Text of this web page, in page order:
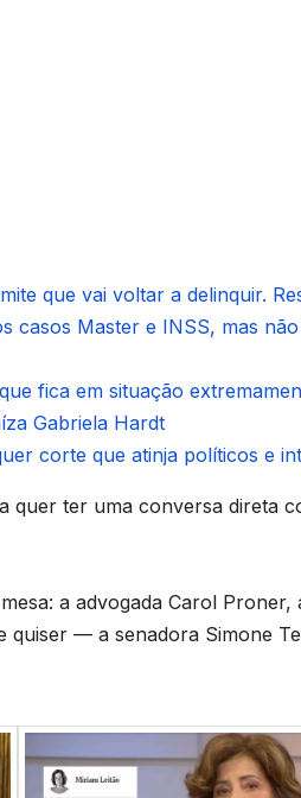
que vai voltar a delinquir.
casos Master e INSS, mas
fica em situação
Gabriela Hardt
corte que atinja políticos e
quer ter uma conversa direta
a advogada Carol
quiser — a senadora Simone